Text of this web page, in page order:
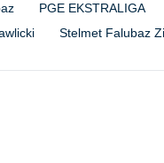
PGE EKSTRALIGA
Stelmet Falubaz